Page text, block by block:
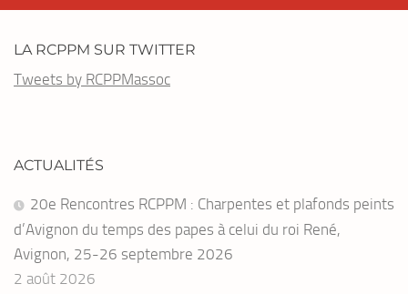
LA RCPPM SUR TWITTER
Tweets by RCPPMassoc
ACTUALITÉS
20e Rencontres RCPPM : Charpentes et plafonds peints
d’Avignon du temps des papes à celui du roi René,
Avignon, 25-26 septembre 2026
2 août 2026